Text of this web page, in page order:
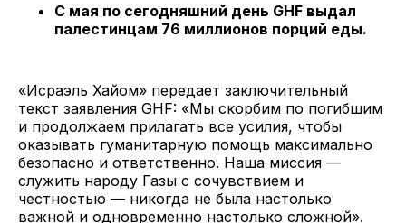
С мая по сегодняшний день GHF выдал
палестинцам 76 миллионов порций еды.
«Исраэль Хайом» передает заключительный
текст заявления GHF: «Мы скорбим по погибшим
и продолжаем прилагать все усилия, чтобы
оказывать гуманитарную помощь максимально
безопасно и ответственно. Наша миссия —
служить народу Газы с сочувствием и
честностью — никогда не была настолько
важной и одновременно настолько сложной».